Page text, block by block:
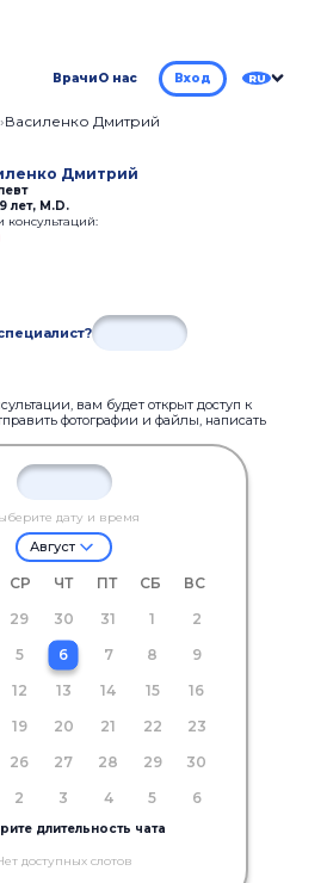
ВрачиО нас Вход RU
Василенко Дмитрий
Дмитрий
9 лет, M.D.
консультаций:
вам будет открыт доступ к
фотографии и файлы, написать
дату и время
Август
СР ЧТ ПТ СБ
ВС
29 30 31 1
2
5 6 7 8
9
12 13 14 15
16
19 20 21 22
23
26 27 28 29
30
2 3 4 5 6
длительность чата
доступных слотов